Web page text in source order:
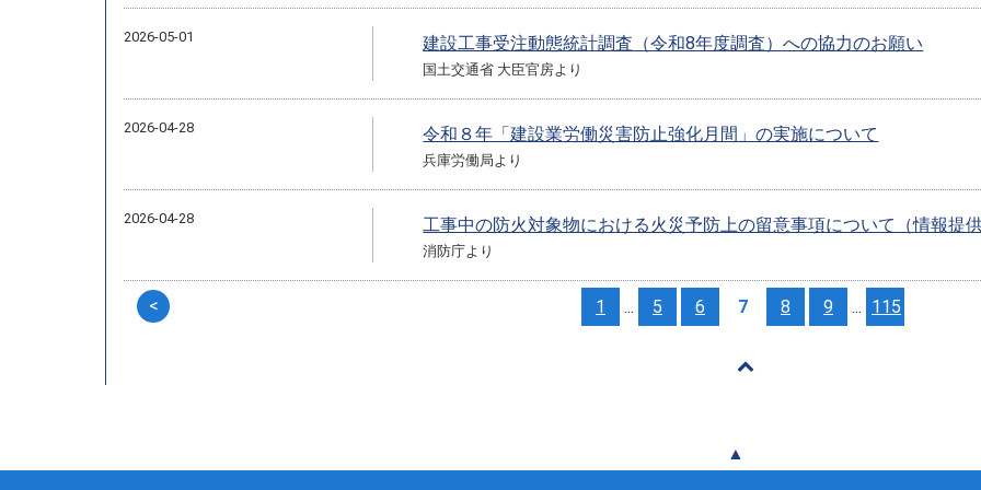
2026-05-01 建設工事受注動態統計調査（令和8年度調査）への協力のお願い
国土交通省 大臣官房より
2026-04-28 令和８年「建設業労働災害防止強化月間」の実施について
兵庫労働局より
2026-04-28 工事中の防火対象物における火災予防上の留意事項について（情報提
消防庁より
< 1 ... 5 6 7 8 9 ... 115
▲